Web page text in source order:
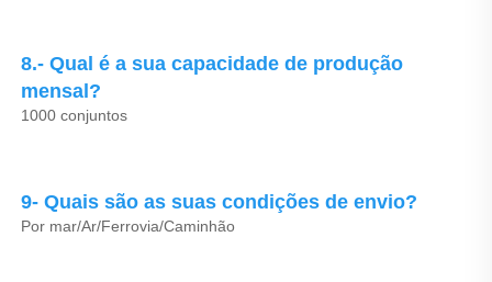
8.- Qual é a sua capacidade de produção
mensal?
1000 conjuntos
9- Quais são as suas condições de envio?
Por mar/Ar/Ferrovia/Caminhão